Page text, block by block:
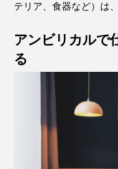
テリア、食器など）は
アンビリカルで
る